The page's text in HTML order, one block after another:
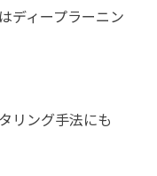
ディープラーニン
リング手法にも